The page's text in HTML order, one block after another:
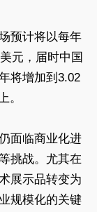
预计将以每年
元，届时中国
将增加到3.02
。
面临商业化进
挑战。尤其在
展示品转变为
规模化的关键